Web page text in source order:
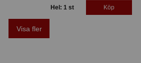
Hel: 1 st Köp
Visa fler